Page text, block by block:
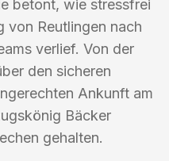
betont, wie stressfrei
von Reutlingen nach
verlief. Von der
den sicheren
Ankunft am
Bäcker
gehalten.